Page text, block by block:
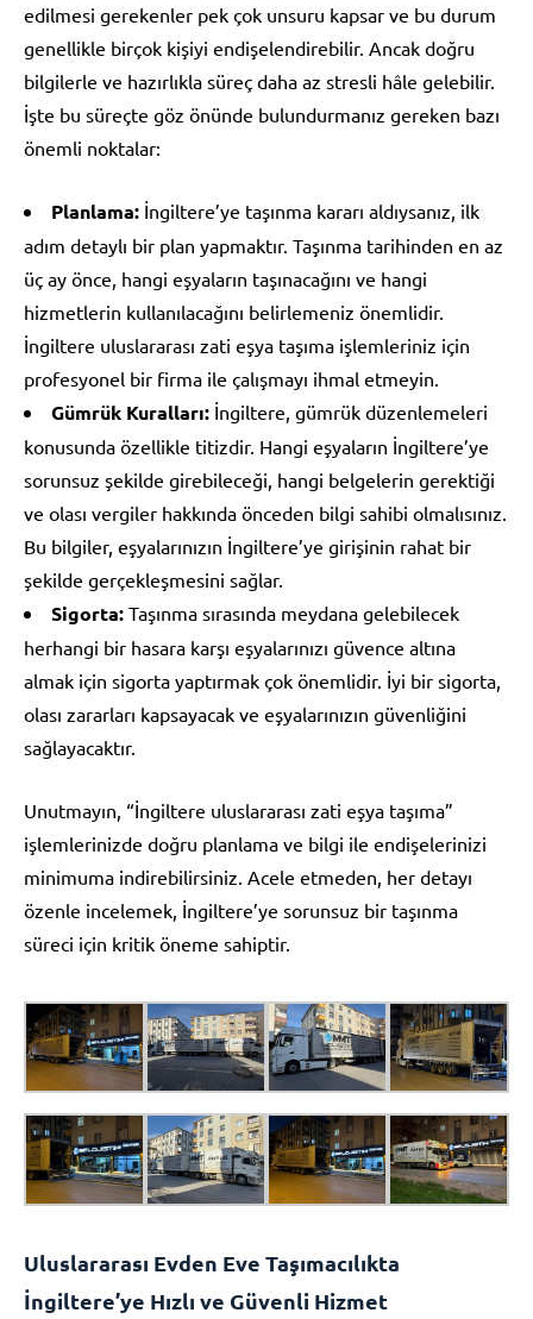
edilmesi gerekenler pek çok unsuru kapsar ve bu durum
genellikle birçok kişiyi endişelendirebilir. Ancak doğru
bilgilerle ve hazırlıkla süreç daha az stresli hâle gelebilir.
İşte bu süreçte göz önünde bulundurmanız gereken bazı
önemli noktalar:
Planlama: İngiltere’ye taşınma kararı aldıysanız, ilk
adım detaylı bir plan yapmaktır. Taşınma tarihinden en az
üç ay önce, hangi eşyaların taşınacağını ve hangi
hizmetlerin kullanılacağını belirlemeniz önemlidir.
İngiltere uluslararası zati eşya taşıma işlemleriniz için
profesyonel bir firma ile çalışmayı ihmal etmeyin.
Gümrük Kuralları: İngiltere, gümrük düzenlemeleri
konusunda özellikle titizdir. Hangi eşyaların İngiltere’ye
sorunsuz şekilde girebileceği, hangi belgelerin gerektiği
ve olası vergiler hakkında önceden bilgi sahibi olmalısınız.
Bu bilgiler, eşyalarınızın İngiltere’ye girişinin rahat bir
şekilde gerçekleşmesini sağlar.
Sigorta: Taşınma sırasında meydana gelebilecek
herhangi bir hasara karşı eşyalarınızı güvence altına
almak için sigorta yaptırmak çok önemlidir. İyi bir sigorta,
olası zararları kapsayacak ve eşyalarınızın güvenliğini
sağlayacaktır.
Unutmayın, “İngiltere uluslararası zati eşya taşıma”
işlemlerinizde doğru planlama ve bilgi ile endişelerinizi
minimuma indirebilirsiniz. Acele etmeden, her detayı
özenle incelemek, İngiltere’ye sorunsuz bir taşınma
süreci için kritik öneme sahiptir.
Uluslararası Evden Eve Taşımacılıkta
İngiltere’ye Hızlı ve Güvenli Hizmet